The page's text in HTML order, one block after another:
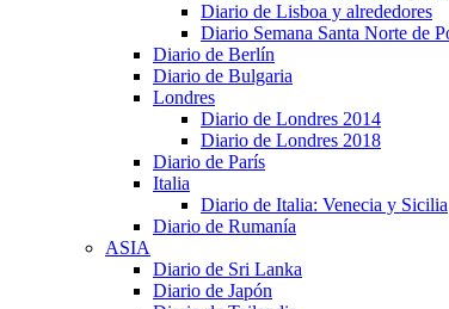
Diario de Lisboa y alrededores
Diario Semana Santa Norte de
Diario de Berlín
Diario de Bulgaria
Londres
Diario de Londres 2014
Diario de Londres 2018
Diario de París
Italia
Diario de Italia: Venecia y Sicilia
Diario de Rumanía
ASIA
Diario de Sri Lanka
Diario de Japón